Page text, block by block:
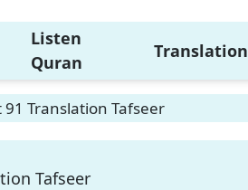
Listen
Quran
Translation
Translation Tafseer
Tafseer